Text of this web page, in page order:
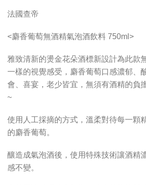
法國查帝
<麝香葡萄無酒精氣泡酒飲料 750ml>
雅致清新的燙金花朵酒標新設計為此款
一樣的視覺感受，麝香葡萄口感濃郁、
會、喜宴，老少皆宜，無須有酒精的負
~
使用人工採摘的方式，溫柔對待每一顆
的麝香葡萄。
釀造成氣泡酒後，使用特殊技術讓酒精
感不變。